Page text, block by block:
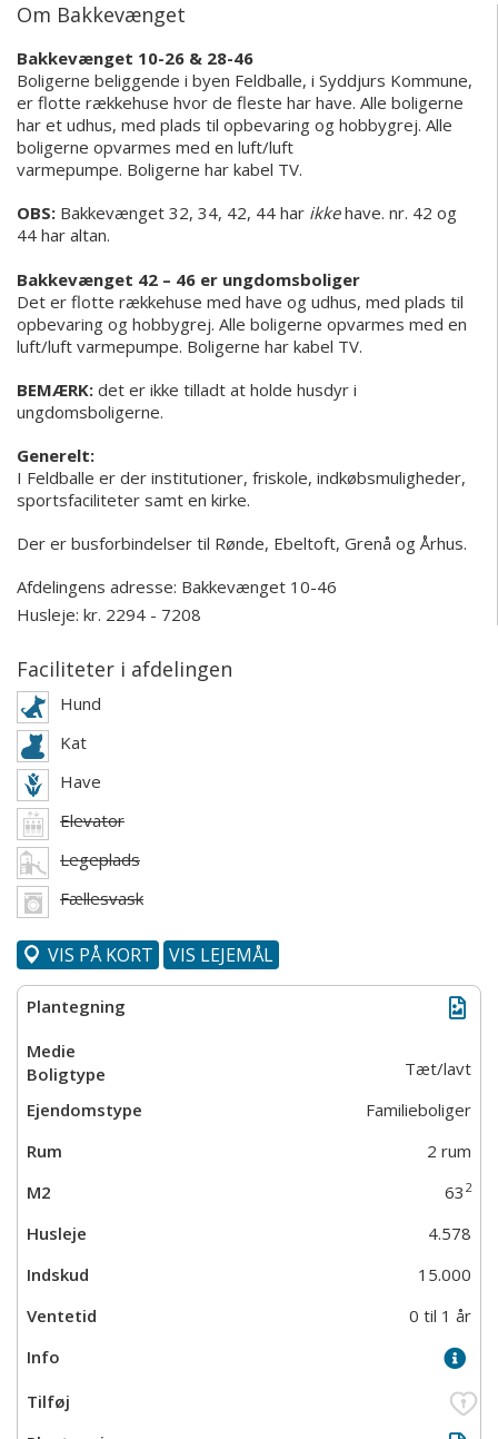
Om Bakkevænget
Bakkevænget 10-26 & 28-46
Boligerne beliggende i byen Feldballe, i Syddjurs Kommune,
er flotte rækkehuse hvor de fleste har have. Alle boligerne
har et udhus, med plads til opbevaring og hobbygrej. Alle
boligerne opvarmes med en luft/luft
varmepumpe. Boligerne har kabel TV.
OBS: Bakkevænget 32, 34, 42, 44 har ikkehave. nr. 42 og
44 har altan.
Bakkevænget 42 – 46 er ungdomsboliger
Det er flotte rækkehuse med have og udhus, med plads til
opbevaring og hobbygrej. Alle boligerne opvarmes med en
luft/luft varmepumpe. Boligerne har kabel TV.
BEMÆRK: det er ikke tilladt at holde husdyr i
ungdomsboligerne.
Generelt:
I Feldballe er der institutioner, friskole, indkøbsmuligheder,
sportsfaciliteter samt en kirke.
Der er busforbindelser til Rønde, Ebeltoft, Grenå og Århus.
Afdelingens adresse: Bakkevænget 10-46
Husleje: kr. 2294 - 7208
Faciliteter i afdelingen
Hund
Kat
Have
Elevator
Legeplads
Fællesvask
VIS PÅ KORT VIS LEJEMÅL
Tæt/lavt
Familieboliger
2 rum
63 2
4.578
15.000
0 til 1 år